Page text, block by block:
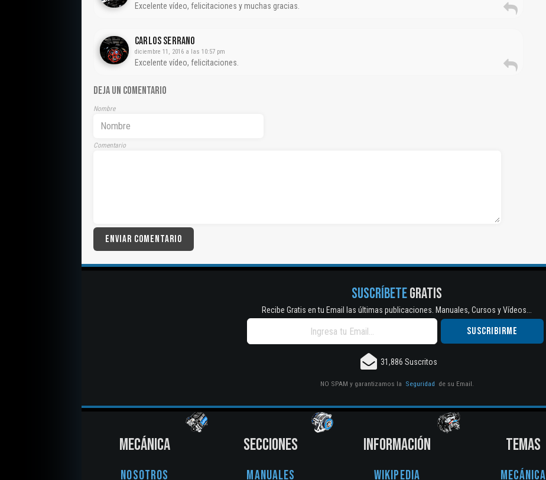
Excelente vídeo, felicitaciones y muchas gracias.
Carlos Serrano
diciembre 11, 2016 a las 10:57 pm
Excelente vídeo, felicitaciones.
DEJA UN COMENTARIO
Nombre
Comentario
SUSCRÍBETEGRATIS
Recibe Gratis en tu Email las últimas publicaciones. Manuales, Cursos y Vídeos...
31,886 Suscritos
NO SPAM y garantizamos la Seguridad de su Email.
MECÁNICA
Nosotros
SECCIONES
Manuales
INFORMACIÓN
Wikipedia
TEMAS
Mecánica